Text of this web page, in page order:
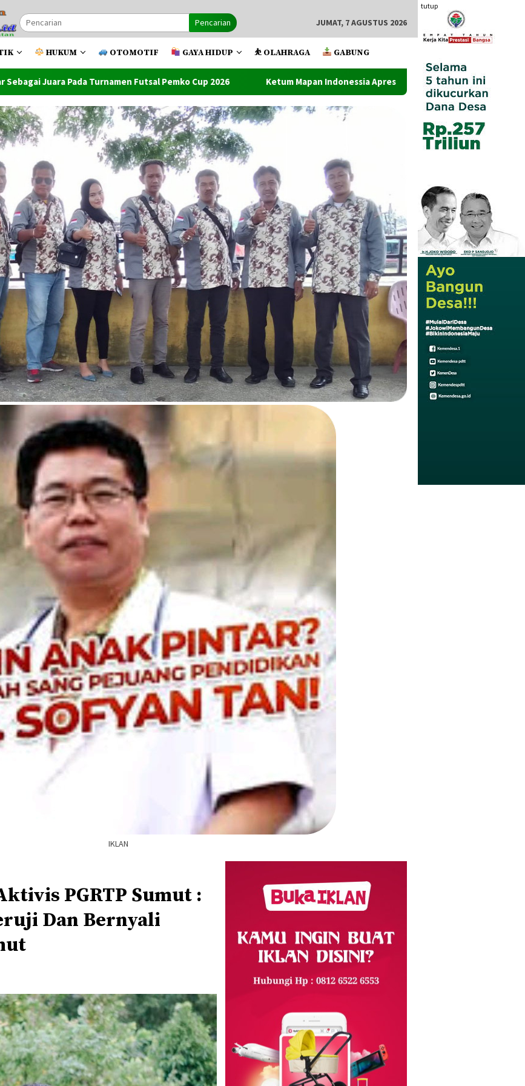
tutup
Pencarian JUMAT, 7 AGUSTUS 2026
HUKUM OTOMOTIF GAYA HIDUP ⛹️ OLAHRAGA GABUNG
Futsal Pemko Cup 2026 Ketum Mapan Indonessia Apresiasi Satuan Narkoba Polres Metro Bekadi Amankan 17 Kg
IKLAN
PGRTP Sumut :
Dan Bernyali